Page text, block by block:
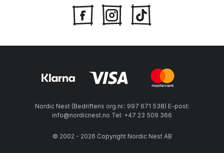
Nordic Nest (Bedriftens org.nr.: 997 671 538) E-post:
info@nordicnest.no Tel: +47 23 509 366
© 2002 - 2026 Copyright Nordic Nest AB